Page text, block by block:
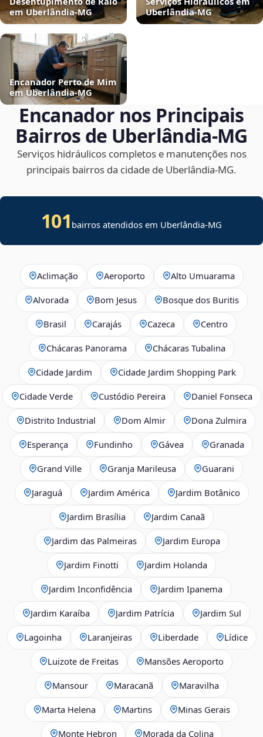
em Uberlândia‑MG
Uberlândia‑MG
Encanador Perto de Mim
em Uberlândia‑MG
Encanador nos Principais
Bairros de Uberlândia‑MG
Serviços hidráulicos completos e manutenções nos
principais bairros da cidade de Uberlândia‑MG.
101 bairros atendidos em Uberlândia-MG
Aclimação Aeroporto Alto Umuarama
Alvorada Bom Jesus Bosque dos Buritis
Brasil Carajás Cazeca Centro
Chácaras Panorama Chácaras Tubalina
Cidade Jardim Cidade Jardim Shopping Park
Cidade Verde Custódio Pereira Daniel Fonseca
Distrito Industrial Dom Almir Dona Zulmira
Esperança Fundinho Gávea Granada
Grand Ville Granja Marileusa Guarani
Jaraguá Jardim América Jardim Botânico
Jardim Brasília Jardim Canaã
Jardim das Palmeiras Jardim Europa
Jardim Finotti Jardim Holanda
Jardim Inconfidência Jardim Ipanema
Jardim Karaíba Jardim Patrícia Jardim Sul
Lagoinha Laranjeiras Liberdade Lídice
Luizote de Freitas Mansões Aeroporto
Mansour Maracanã Maravilha
Marta Helena Martins Minas Gerais
Monte Hebron Morada da Colina